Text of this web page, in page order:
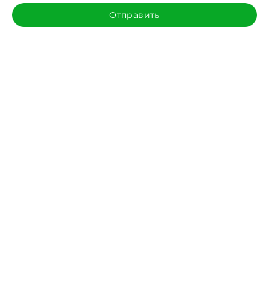
Отправить